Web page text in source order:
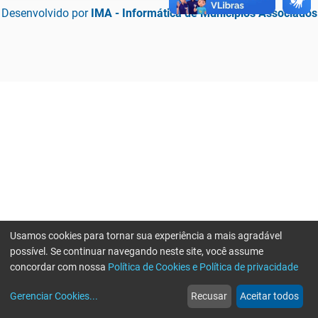
Desenvolvido por IMA - Informática de Municípios Associados
web
Notícias
more_horiz
Mais
Usamos cookies para tornar sua experiência a mais agradável
possível. Se continuar navegando neste site, você assume
concordar com nossa Política de Cookies e Política de privacidade
Gerenciar Cookies... Recusar Aceitar todos
Erro ao enviar informações, por favor tente novamente